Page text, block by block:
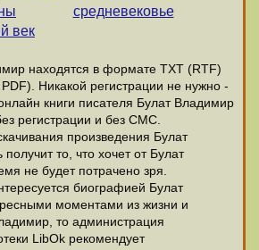
век
средневековье
находятся в формате ТХТ (RTF)
Никакой регистрации не нужно -
книги писателя Булат Владимир
регистрации и без СМС.
произведения Булат
то, что хочет от Булат
не будет потрачено зря.
биографией Булат
моментами из жизни и
то администрация
LibOk рекомендует